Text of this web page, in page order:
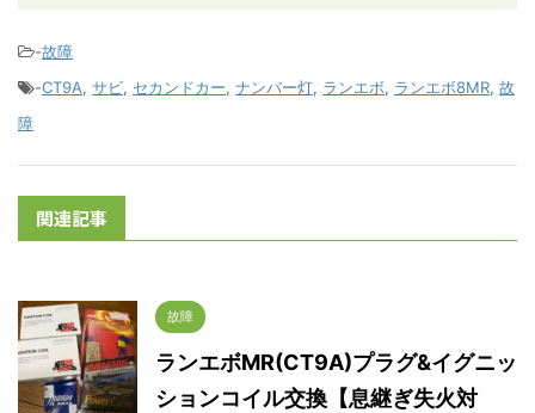
-故障
-CT9A, サビ, セカンドカー, ナンバー灯, ランエボ, ランエボ8MR, 故
障
関連記事
故障
ランエボMR(CT9A)プラグ&イグニッ
ションコイル交換【息継ぎ失火対